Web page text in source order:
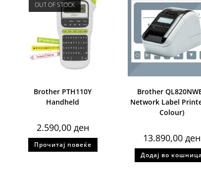
OUT OF STOCK
Brother PTH110Y
Handheld
2.590,00 ден
Прочитај повеќе
Brother
Network Label
Colour)
13.890,00 ден
Додај во кошница